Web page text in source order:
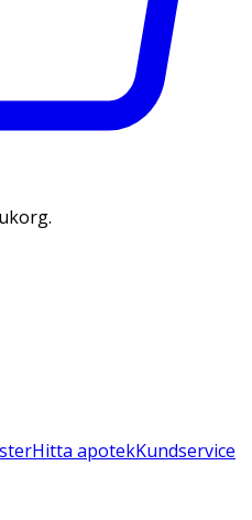
Hitta apotekKundservice